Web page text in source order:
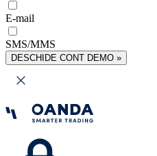
E-mail
SMS/MMS
DESCHIDE CONT DEMO »